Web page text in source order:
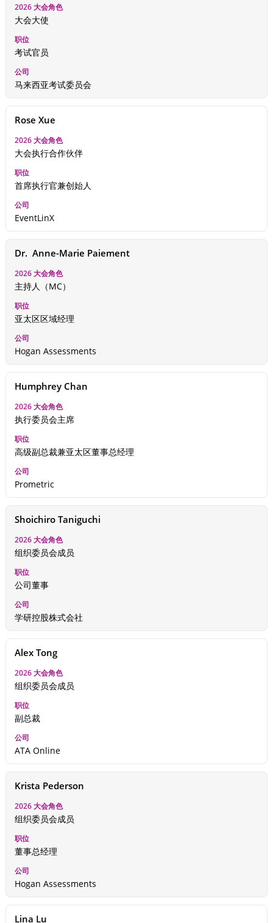
大会大使
考试官员
马来西亚考试委员会
Rose Xue
大会执行合作伙伴
首席执行官兼创始人
EventLinX
Dr.  Anne-Marie Paiement
主持人（MC）
亚太区区域经理
Hogan Assessments
Humphrey Chan
执行委员会主席
高级副总裁兼亚太区董事总经理
Prometric
Shoichiro Taniguchi
组织委员会成员
公司董事
学研控股株式会社
Alex Tong
组织委员会成员
副总裁
ATA Online
Krista Pederson
组织委员会成员
董事总经理
Hogan Assessments
Lina Lu